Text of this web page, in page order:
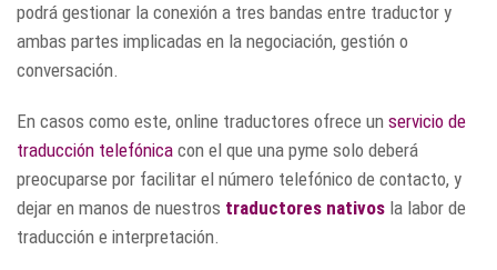
podrá gestionar la conexión a tres bandas entre traductor y
ambas partes implicadas en la negociación, gestión o
conversación.
En casos como este, online traductores ofrece un servicio de
traducción telefónica con el que una pyme solo deberá
preocuparse por facilitar el número telefónico de contacto, y
dejar en manos de nuestros traductores nativos la labor de
traducción e interpretación.